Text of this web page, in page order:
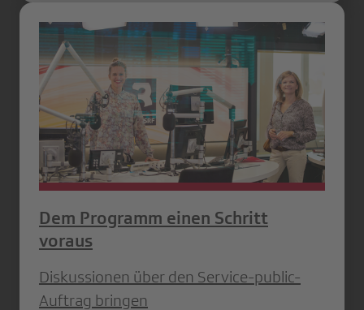
Dem Programm einen Schritt
voraus
Diskussionen über den Service-public-
Auftrag bringen